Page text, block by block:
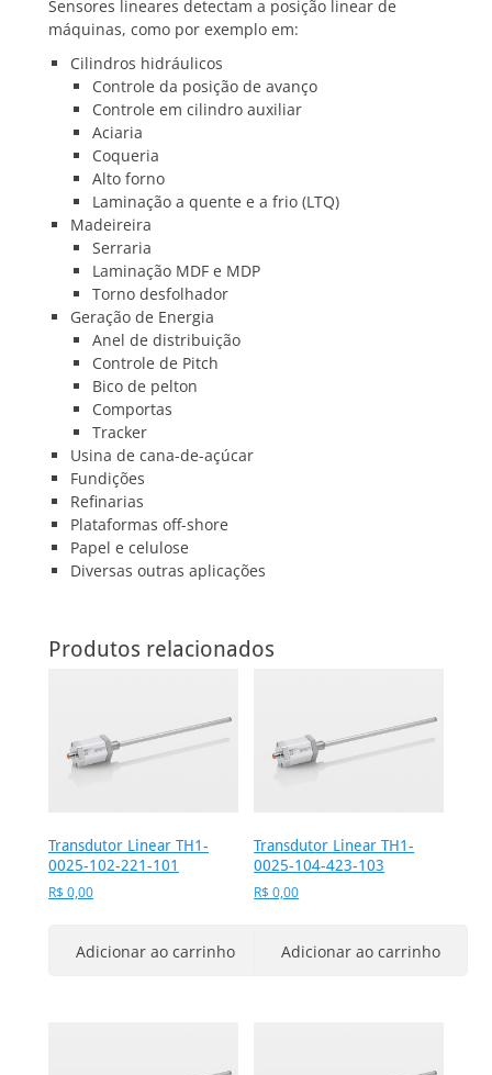
Sensores lineares detectam a posição linear de
máquinas, como por exemplo em:
Cilindros hidráulicos
Controle da posição de avanço
Controle em cilindro auxiliar
Aciaria
Coqueria
Alto forno
Laminação a quente e a frio (LTQ)
Madeireira
Serraria
Laminação MDF e MDP
Torno desfolhador
Geração de Energia
Anel de distribuição
Controle de Pitch
Bico de pelton
Comportas
Tracker
Usina de cana-de-açúcar
Fundições
Refinarias
Plataformas off-shore
Papel e celulose
Diversas outras aplicações
Produtos relacionados
Transdutor Linear TH1-
0025-102-221-101
R$ 0,00
Adicionar ao carrinho
Transdutor Linear TH1-
0025-104-423-103
R$ 0,00
Adicionar ao carrinho